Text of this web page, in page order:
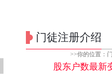
门徒注册介绍
>>你的位置：
股东户数最新